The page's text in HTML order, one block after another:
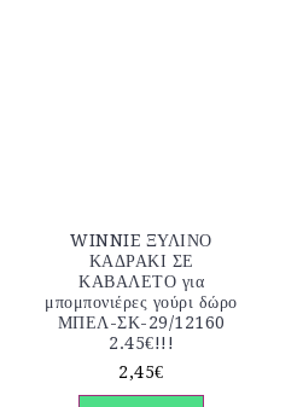
WINNIE ΞΥΛΙΝΟ
ΚΑΔΡΑΚΙ ΣΕ
ΚΑΒΑΛΕΤΟ για
μπομπονιέρες γούρι δώρο
ΜΠΕΛ-ΣΚ-29/12160
2.45€!!!
2,45€